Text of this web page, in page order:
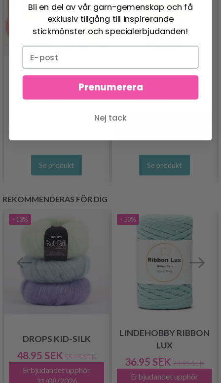
DROPS FLORA
Se produkt
SCHEEPJES CATONA
24.95 SEK
Se produkt
REKOMMENDERAS FÖR DIG
- 13%
DROPS KID-SILK
48.95 SEK 55.95 SEK
Erbjudandet upphör
31/08/2026
- 50%
LINDEHOBBY RIBBON
LUX
36.95 SEK 73.95 SEK
Erbjudandet upphör
Bli en del av vår garn-gemenskap och få
exklusiv tillgång till inspirerande
stickmönster och specialerbjudanden!
Prenumerera
Nej tack